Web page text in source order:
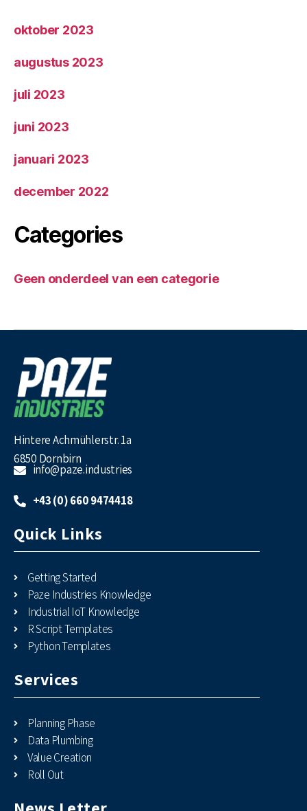
oktober 2023
augustus 2023
juli 2023
juni 2023
januari 2023
december 2022
Categories
Geen onderdeel van een categorie
Hintere Achmühlerstr. 1a
6850 Dornbirn
info@paze.industries
+43 (0) 660 9474418
Quick Links
Getting Started
Paze Industries Knowledge
Industrial IoT Knowledge
R Script Templates
Python Templates
Services
Planning Phase
Data Plumbing
Value Creation
Roll Out